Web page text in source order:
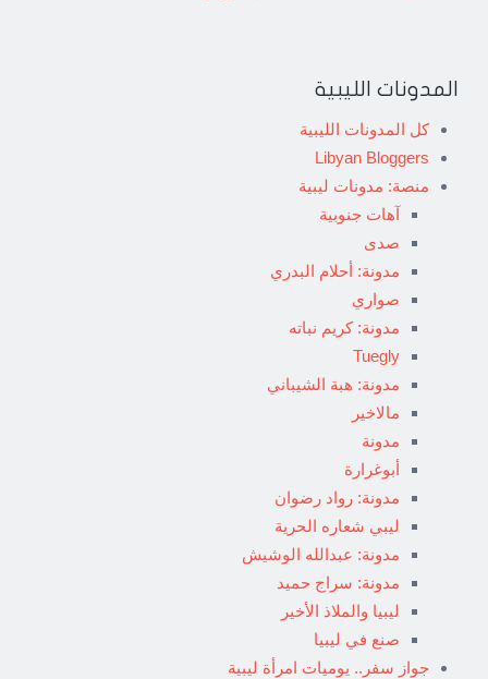
المدونات الليبية
كل المدونات الليبية
Libyan Bloggers
منصة: مدونات ليبية
آهات جنوبية
صدى
مدونة: أحلام البدري
صواري
مدونة: كريم نباته
Tuegly
مدونة: هبة الشيباني
مالاخير
مدونة
أبوغرارة
مدونة: رواد رضوان
ليبي شعاره الحرية
مدونة: عبدالله الوشيش
مدونة: سراج حميد
ليبيا والملاذ الأخير
صنع في ليبيا
جواز سفر.. يوميات امرأة ليبية